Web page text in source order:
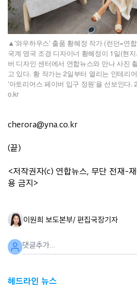
'와우하우스' 출품 황혜정 작가 (런던=연
국계 영국 조경 디자이너 황혜정이 1일(현
버 디자인 센터에서 연합뉴스와 만나 사진
고 있다. 황 작가는 2일부터 열리는 인테리
'아토리어스 페이버 입구 정원'을 선보인다.
o.kr
cherora@yna.co.kr
(끝)
<저작권자(c) 연합뉴스, 무단 전재-
용 금지>
이원희 보도본부/ 편집국장기자
헤드라인 뉴스